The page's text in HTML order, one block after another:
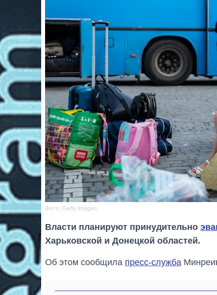
Фото: Getty Images
Власти планируют принудительно
Харьковской и Донецкой областей.
Об этом сообщила пресс-служба